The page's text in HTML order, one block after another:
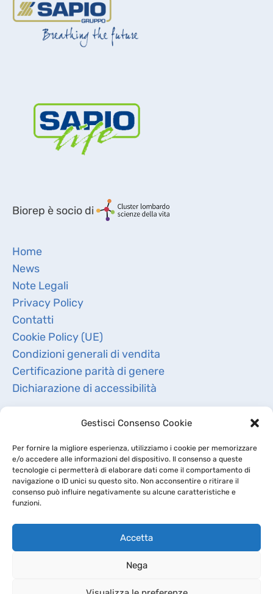
Gestisci Consenso Cookie
Per fornire la migliore esperienza, utilizziamo i cookie per memorizzare
e/o accedere alle informazioni del dispositivo. Il consenso a queste
tecnologie ci permetterà di elaborare dati come il comportamento di
navigazione o ID unici su questo sito. Non acconsentire o ritirare il
consenso può influire negativamente su alcune caratteristiche e
funzioni.
Accetta
Nega
Biorep è socio di
Home
News
Note Legali
Privacy Policy
Contatti
Cookie Policy (UE)
Condizioni generali di vendita
Certificazione parità di genere
Dichiarazione di accessibilità
BioRep Srl- CAP. SOC. DELIBERATO €